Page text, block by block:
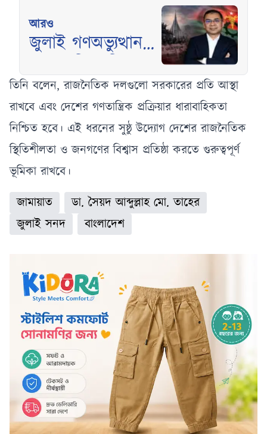
আরও
জুলাই গণঅভ্যুত্থান
আলোচনা সভা আজ
তিনি বলেন, রাজনৈতিক দলগুলো সরকারের প্রতি আস্থা
রাখবে এবং দেশের গণতান্ত্রিক প্রক্রিয়ার ধারাবাহিকতা
নিশ্চিত হবে। এই ধরনের সুষ্ঠু উদ্যোগ দেশের রাজনৈতিক
স্থিতিশীলতা ও জনগণের বিশ্বাস প্রতিষ্ঠা করতে গুরুত্বপূর্ণ
ভূমিকা রাখবে।
জামায়াত
ডা. সৈয়দ আব্দুল্লাহ মো. তাহের
জুলাই সনদ
বাংলাদেশ